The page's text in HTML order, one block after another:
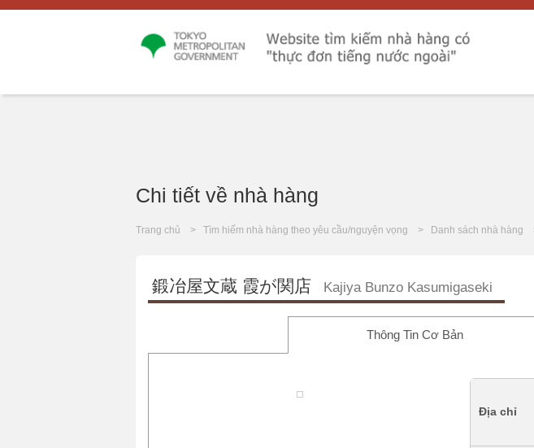
Chi tiết về nhà hàng
Trang chủ Tìm hiếm nhà hàng theo yêu cầu/nguyện vọng Danh sách nhà hàng
鍛冶屋文蔵 霞が関店 Kajiya Bunzo Kasumigaseki
Thông Tin Cơ Bản
Địa chỉ